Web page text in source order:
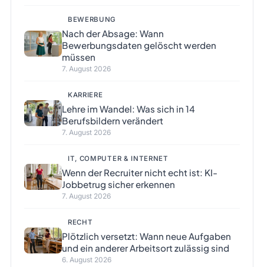
BEWERBUNG
Nach der Absage: Wann
Bewerbungsdaten gelöscht werden
müssen
7. August 2026
KARRIERE
Lehre im Wandel: Was sich in 14
Berufsbildern verändert
7. August 2026
IT, COMPUTER & INTERNET
Wenn der Recruiter nicht echt ist: KI-
Jobbetrug sicher erkennen
7. August 2026
RECHT
Plötzlich versetzt: Wann neue Aufgaben
und ein anderer Arbeitsort zulässig sind
6. August 2026